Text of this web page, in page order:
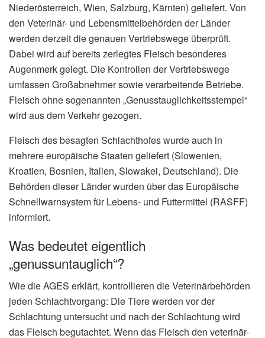
Niederösterreich, Wien, Salzburg, Kärnten) geliefert. Von
den Veterinär- und Lebensmittelbehörden der Länder
werden derzeit die genauen Vertriebswege überprüft.
Dabei wird auf bereits zerlegtes Fleisch besonderes
Augenmerk gelegt. Die Kontrollen der Vertriebswege
umfassen Großabnehmer sowie verarbeitende Betriebe.
Fleisch ohne sogenannten „Genusstauglichkeitsstempel“
wird aus dem Verkehr gezogen.
Fleisch des besagten Schlachthofes wurde auch in
mehrere europäische Staaten geliefert (Slowenien,
Kroatien, Bosnien, Italien, Slowakei, Deutschland). Die
Behörden dieser Länder wurden über das Europäische
Schnellwarnsystem für Lebens- und Futtermittel (RASFF)
informiert.
Was bedeutet eigentlich
„genussuntauglich“?
Wie die AGES erklärt, kontrollieren die Veterinärbehörden
jeden Schlachtvorgang: Die Tiere werden vor der
Schlachtung untersucht und nach der Schlachtung wird
das Fleisch begutachtet. Wenn das Fleisch den veterinär-